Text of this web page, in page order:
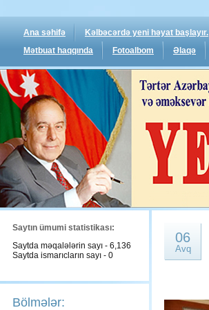
Ana səhifə Kəlbəcərdə yeni həyat başlayır.
Mətbuat haqqında
Fotoalbom Əlaqə
Saytın ümumi statistikası:
Saytda məqalələrin sayı - 6,136
Saytda ismarıcların sayı - 0
Bölmələr:
06
Avq